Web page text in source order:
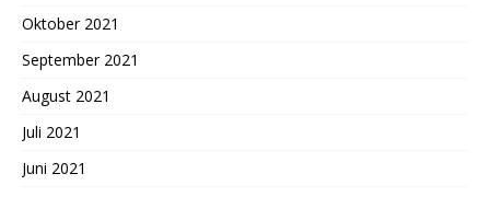
Oktober 2021
September 2021
August 2021
Juli 2021
Juni 2021